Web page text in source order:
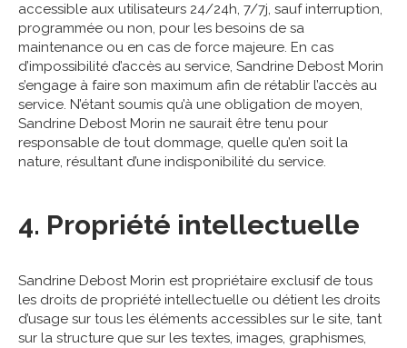
accessible aux utilisateurs 24/24h, 7/7j, sauf interruption,
programmée ou non, pour les besoins de sa
maintenance ou en cas de force majeure. En cas
d’impossibilité d’accès au service, Sandrine Debost Morin
s’engage à faire son maximum afin de rétablir l’accès au
service. N’étant soumis qu’à une obligation de moyen,
Sandrine Debost Morin ne saurait être tenu pour
responsable de tout dommage, quelle qu’en soit la
nature, résultant d’une indisponibilité du service.
4. Propriété intellectuelle
Sandrine Debost Morin est propriétaire exclusif de tous
les droits de propriété intellectuelle ou détient les droits
d’usage sur tous les éléments accessibles sur le site, tant
sur la structure que sur les textes, images, graphismes,